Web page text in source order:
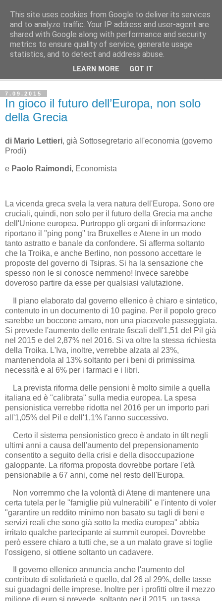
Avvenire dei Lavoratori
ECONOMIA
7.09.2015
In gioco il futuro dell’Europa, non solo
della Grecia
di Mario Lettieri, già Sottosegretario all'economia (governo
Prodi)
e Paolo Raimondi, Economista
La vicenda greca svela la vera natura dell'Europa. Sono ore
cruciali, quindi, non solo per il futuro della Grecia ma anche
dell'Unione europea. Purtroppo gli organi di informazione
riportano il "ping pong" tra Bruxelles e Atene in un modo
tanto astratto e banale da confondere. Si afferma soltanto
che la Troika, e anche Berlino, non possono accettare le
proposte del governo di Tsipras. Si ha la sensazione che
spesso non le si conosce nemmeno! Invece sarebbe
doveroso partire da esse per qualsiasi valutazione.
Il piano elaborato dal governo ellenico è chiaro e sintetico,
contenuto in un documento di 10 pagine. Per il popolo greco
sarebbe un boccone amaro, non una piacevole passeggiata.
Si prevede l'aumento delle entrate fiscali dell'1,51 del Pil già
nel 2015 e del 2,87% nel 2016. Si va oltre la stessa richiesta
della Troika. L'Iva, inoltre, verrebbe alzata al 23%,
mantenendola al 13% soltanto per i beni di primissima
necessità e al 6% per i farmaci e i libri.
La prevista riforma delle pensioni è molto simile a quella
italiana ed è "calibrata" sulla media europea. La spesa
pensionistica verrebbe ridotta nel 2016 per un importo pari
all'1,05% del Pil e dell'1,1% l'anno successivo.
Certo il sistema pensionistico greco è andato in tilt negli
ultimi anni a causa dell'aumento del prepensionamento
consentito a seguito della crisi e della disoccupazione
galoppante. La riforma proposta dovrebbe portare l'età
pensionabile a 67 anni, come nel resto dell'Europa.
Non vorremmo che la volontà di Atene di mantenere una
certa tutela per le "famiglie più vulnerabili" e l'intento di voler
"garantire un reddito minimo non basato su tagli di beni e
servizi reali che sono già sotto la media europea" abbia
irritato qualche partecipante ai summit europei. Dovrebbe
però essere chiaro a tutti che, se a un malato grave si toglie
l'ossigeno, si ottiene soltanto un cadavere.
Il governo ellenico annuncia anche l'aumento del
contributo di solidarietà e quello, dal 26 al 29%, delle tasse
sui guadagni delle imprese. Inoltre per i profitti oltre il mezzo
This site uses cookies from Google to deliver its services
and to analyze traffic. Your IP address and user-agent are
shared with Google along with performance and security
metrics to ensure quality of service, generate usage
statistics, and to detect and address abuse.
LEARN MORE GOT IT